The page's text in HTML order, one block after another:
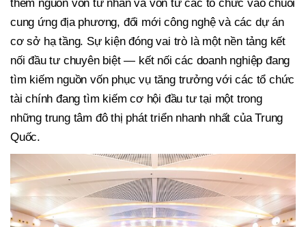
thêm nguồn vốn tư nhân và vốn từ các tổ chức vào chuỗi
cung ứng địa phương, đổi mới công nghệ và các dự án
cơ sở hạ tầng. Sự kiện đóng vai trò là một nền tảng kết
nối đầu tư chuyên biệt — kết nối các doanh nghiệp đang
tìm kiếm nguồn vốn phục vụ tăng trưởng với các tổ chức
tài chính đang tìm kiếm cơ hội đầu tư tại một trong
những trung tâm đô thị phát triển nhanh nhất của Trung
Quốc.